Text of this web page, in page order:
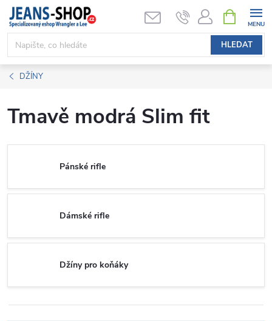
Přejít
obsah
HLEDAT
NÁKUPNÍ
KOŠÍK
DŽÍNY
Tmavě modrá Slim fit
Pánské rifle
Dámské rifle
Džíny pro koňáky